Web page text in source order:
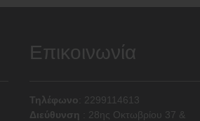
Επικοινωνία
Τηλέφωνο : 2299114613
Διεύθυνση
28ης Οκτωβρίου 37 &